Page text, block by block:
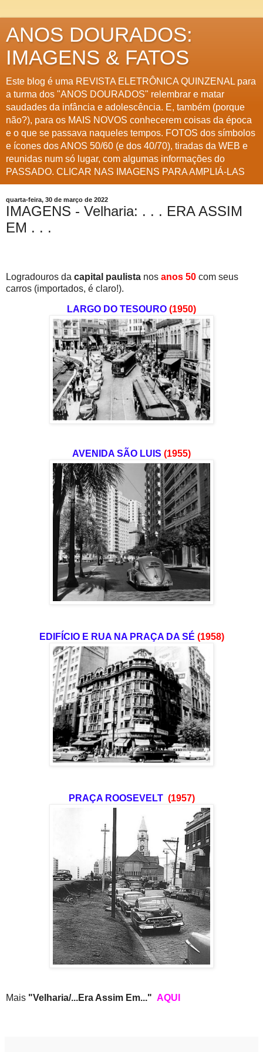
ANOS DOURADOS:
IMAGENS & FATOS
Este blog é uma REVISTA ELETRÔNICA QUINZENAL para
a turma dos "ANOS DOURADOS" relembrar e matar
saudades da infância e adolescência. E, também (porque
não?), para os MAIS NOVOS conhecerem coisas da época
e o que se passava naqueles tempos. FOTOS dos símbolos
e ícones dos ANOS 50/60 (e dos 40/70), tiradas da WEB e
reunidas num só lugar, com algumas informações do
PASSADO. CLICAR NAS IMAGENS PARA AMPLIÁ-LAS
quarta-feira, 30 de março de 2022
IMAGENS - Velharia: . . . ERA ASSIM
EM . . .
Logradouros da capital paulista nos anos 50 com seus
carros (importados, é claro!).
LARGO DO TESOURO (1950)
AVENIDA SÃO LUIS (1955)
EDIFÍCIO E RUA NA PRAÇA DA SÉ (1958)
PRAÇA ROOSEVELT (1957)
Mais "Velharia/...Era Assim Em..." AQUI